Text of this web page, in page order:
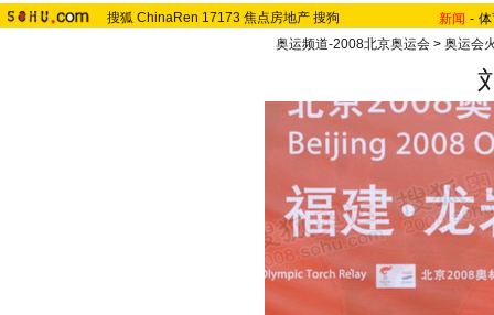
搜狐 ChinaRen 17173 焦点房地产 搜狗 新闻 -
奥运频道-2008北京奥运会 > 奥运会